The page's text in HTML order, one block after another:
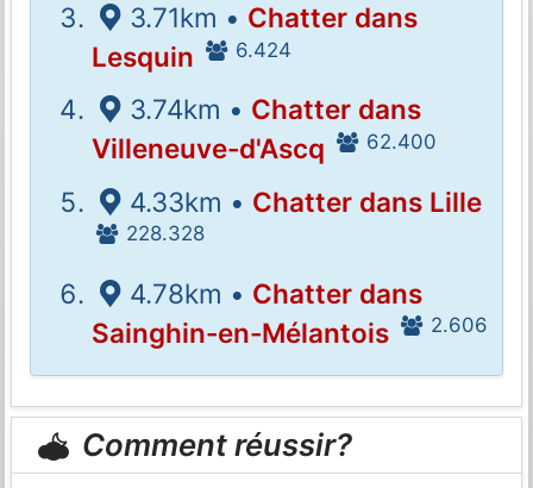
3.71km • Chatter dans
Lesquin
6.424
3.74km • Chatter dans
Villeneuve-d'Ascq
62.400
4.33km • Chatter dans Lille
228.328
4.78km • Chatter dans
Sainghin-en-Mélantois
2.606
Comment réussir?